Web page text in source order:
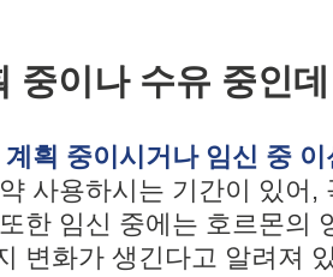
중이나 수유 중인
획 중이시거나 임신 중 이
사용하시는 기간이 있어,
한 임신 중에는 호르몬의
변화가 생긴다고 알려져